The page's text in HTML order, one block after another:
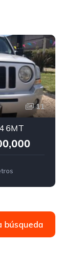
11
6MT
búsqueda